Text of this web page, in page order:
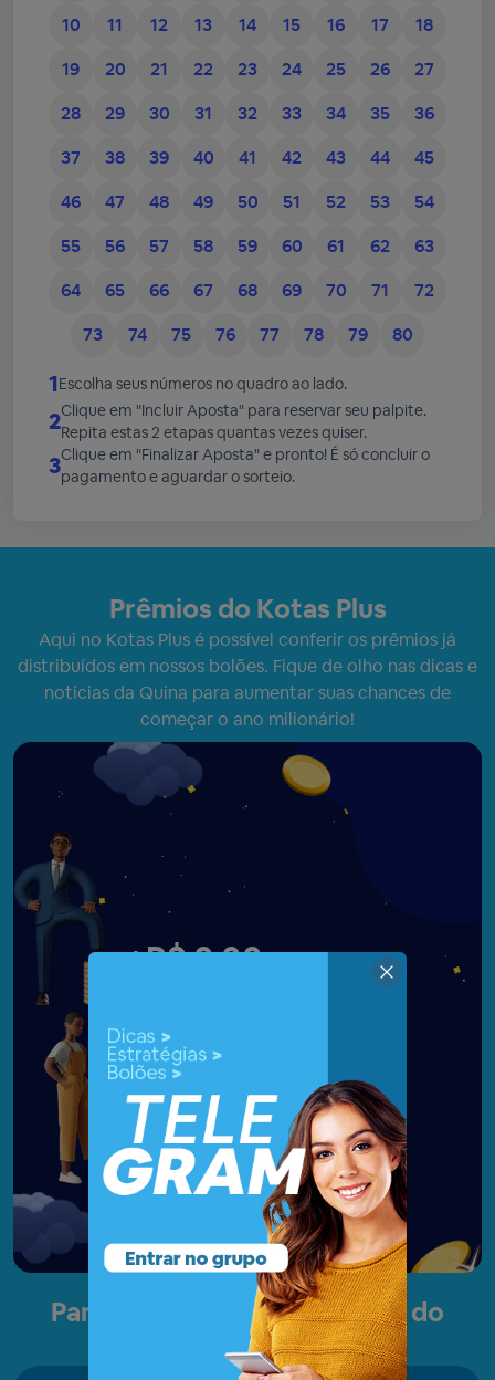
10
11 12 13 14 15 16 17
18
19
20 21 22 23 24 25 26
27
28
29 30 31 32 33 34 35
36
37
38 39 40 41 42 43 44
45
46
47 48 49 50 51 52 53
54
55
56 57 58 59 60 61 62
63
64
65 66 67 68 69 70 71
72
73
74 75 76 77 78 79 80
1Escolha seus números no quadro ao lado.
2Clique em "Incluir Aposta" para reservar seu palpite.
Repita estas 2 etapas quantas vezes quiser.
3Clique em "Finalizar Aposta" e pronto! É só concluir o
pagamento e aguardar o sorteio.
Prêmios do Kotas Plus
Aqui no Kotas Plus é possível conferir os prêmios já
distribuídos em nossos bolões. Fique de olho nas dicas e
notícias da Quina para aumentar suas chances de
começar o ano milionário!
+R$ 0,00
+15,126
Clientes premiados
Participe dos nossos grupos do
Telegram e WhatsApp